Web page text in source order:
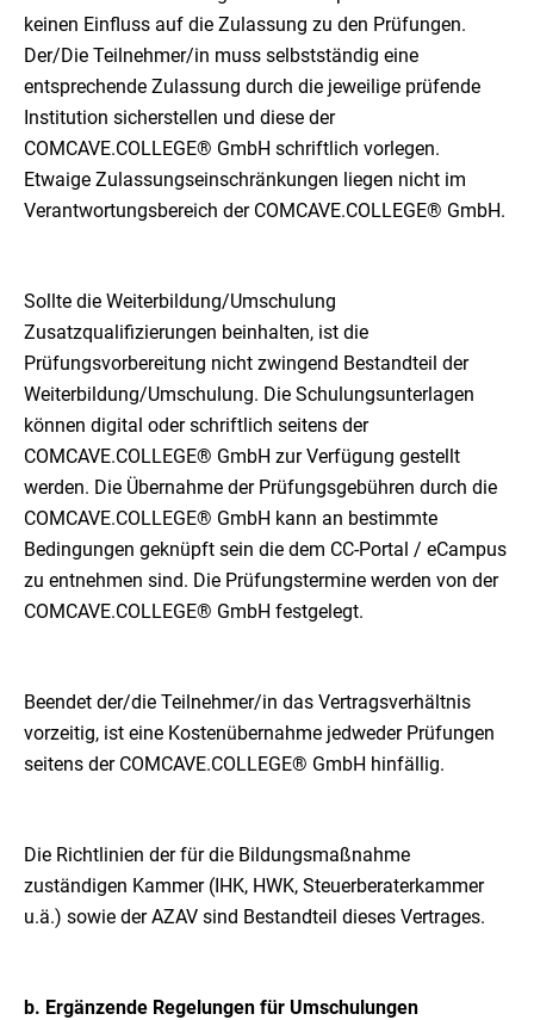
keinen Einfluss auf die Zulassung zu den Prüfungen.
Der/Die Teilnehmer/in muss selbstständig eine
entsprechende Zulassung durch die jeweilige prüfende
Institution sicherstellen und diese der
COMCAVE.COLLEGE® GmbH schriftlich vorlegen.
Etwaige Zulassungseinschränkungen liegen nicht im
Verantwortungsbereich der COMCAVE.COLLEGE® GmbH.
Sollte die Weiterbildung/Umschulung
Zusatzqualifizierungen beinhalten, ist die
Prüfungsvorbereitung nicht zwingend Bestandteil der
Weiterbildung/Umschulung. Die Schulungsunterlagen
können digital oder schriftlich seitens der
COMCAVE.COLLEGE® GmbH zur Verfügung gestellt
werden. Die Übernahme der Prüfungsgebühren durch die
COMCAVE.COLLEGE® GmbH kann an bestimmte
Bedingungen geknüpft sein die dem CC-Portal / eCampus
zu entnehmen sind. Die Prüfungstermine werden von der
COMCAVE.COLLEGE® GmbH festgelegt.
Beendet der/die Teilnehmer/in das Vertragsverhältnis
vorzeitig, ist eine Kostenübernahme jedweder Prüfungen
seitens der COMCAVE.COLLEGE® GmbH hinfällig.
Die Richtlinien der für die Bildungsmaßnahme
zuständigen Kammer (IHK, HWK, Steuerberaterkammer
u.ä.) sowie der AZAV sind Bestandteil dieses Vertrages.
b. Ergänzende Regelungen für Umschulungen